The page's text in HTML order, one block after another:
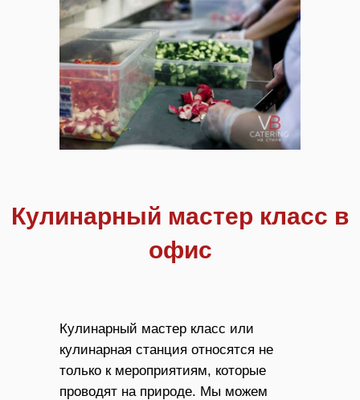
Кулинарный мастер класс в
офис
Кулинарный мастер класс или
кулинарная станция относятся не
только к мероприятиям, которые
проводят на природе. Мы можем